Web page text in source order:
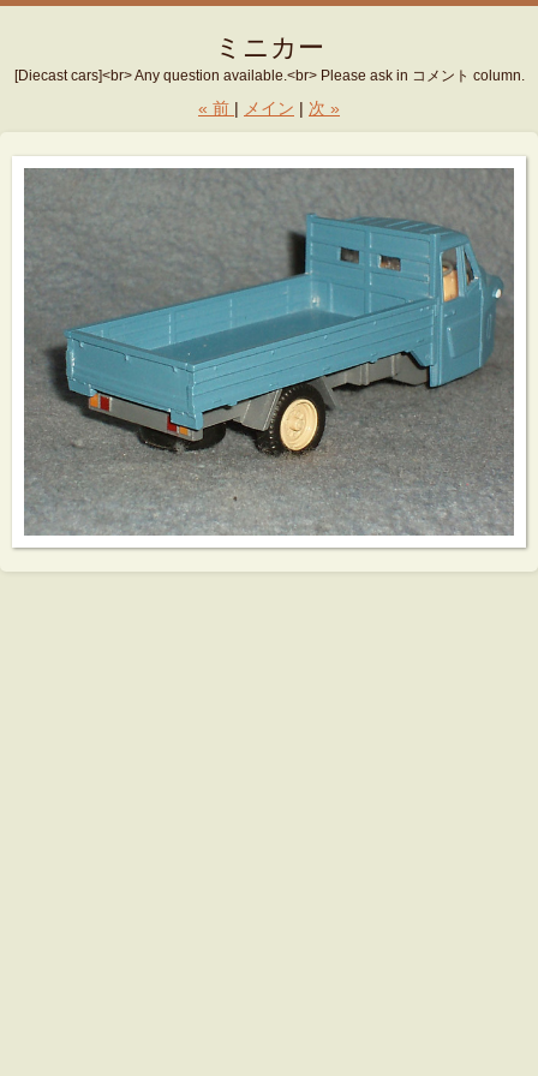
ミニカー
[Diecast cars]<br> Any question available.<br> Please ask in コメント column.
« 前 メイン 次 »